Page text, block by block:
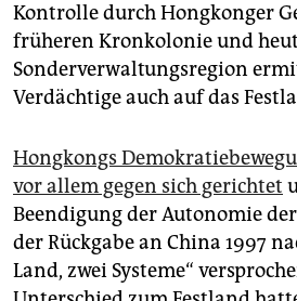
Kontrolle durch Hongkonger
früheren Kronkolonie und
Sonderverwaltungsregion
Verdächtige auch auf das
Hongkongs
vor allem gegen sich gerichtet
Beendigung der Autonomie
der Rückgabe an China 1997
Land, zwei Systeme“